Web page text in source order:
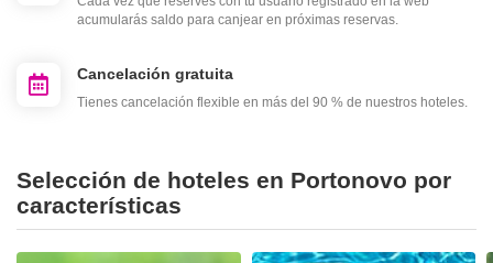
acumularás saldo para canjear en próximas reservas.
Cancelación gratuita
Tienes cancelación flexible en más del 90 % de nuestros hoteles.
Selección de hoteles en Portonovo por
características